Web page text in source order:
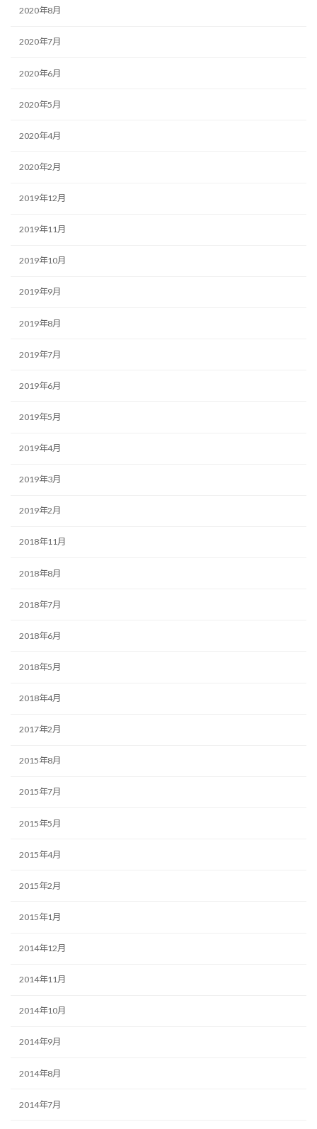
2020年8月
2020年7月
2020年6月
2020年5月
2020年4月
2020年2月
2019年12月
2019年11月
2019年10月
2019年9月
2019年8月
2019年7月
2019年6月
2019年5月
2019年4月
2019年3月
2019年2月
2018年11月
2018年8月
2018年7月
2018年6月
2018年5月
2018年4月
2017年2月
2015年8月
2015年7月
2015年5月
2015年4月
2015年2月
2015年1月
2014年12月
2014年11月
2014年10月
2014年9月
2014年8月
2014年7月